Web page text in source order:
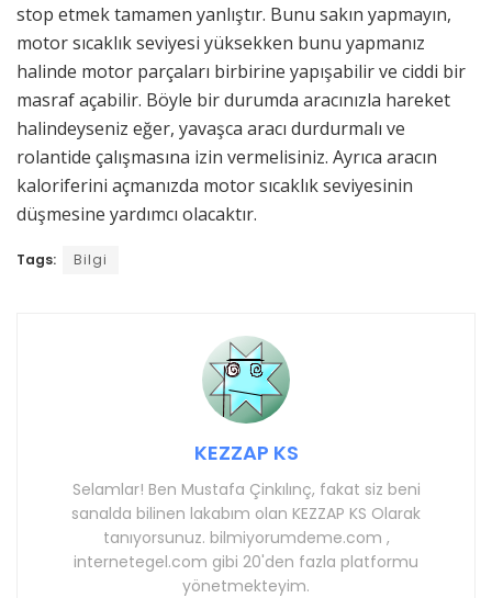
stop etmek tamamen yanlıştır. Bunu sakın yapmayın,
motor sıcaklık seviyesi yüksekken bunu yapmanız
halinde motor parçaları birbirine yapışabilir ve ciddi bir
masraf açabilir. Böyle bir durumda aracınızla hareket
halindeyseniz eğer, yavaşca aracı durdurmalı ve
rolantide çalışmasına izin vermelisiniz. Ayrıca aracın
kaloriferini açmanızda motor sıcaklık seviyesinin
düşmesine yardımcı olacaktır.
Tags: Bilgi
KEZZAP KS
Selamlar! Ben Mustafa Çinkılınç, fakat siz beni
sanalda bilinen lakabım olan KEZZAP KS Olarak
tanıyorsunuz. bilmiyorumdeme.com ,
internetegel.com gibi 20'den fazla platformu
yönetmekteyim.